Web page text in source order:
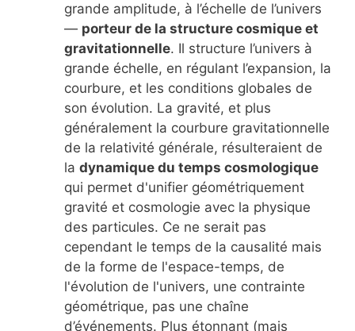
grande amplitude, à l’échelle de l’univers
— porteur de la structure cosmique et
gravitationnelle. Il structure l’univers à
grande échelle, en régulant l’expansion, la
courbure, et les conditions globales de
son évolution. La gravité, et plus
généralement la courbure gravitationnelle
de la relativité générale, résulteraient de
la dynamique du temps cosmologique
qui permet d'unifier géométriquement
gravité et cosmologie avec la physique
des particules. Ce ne serait pas
cependant le temps de la causalité mais
de la forme de l'espace-temps, de
l'évolution de l'univers, une contrainte
géométrique, pas une chaîne
d’événements. Plus étonnant (mais